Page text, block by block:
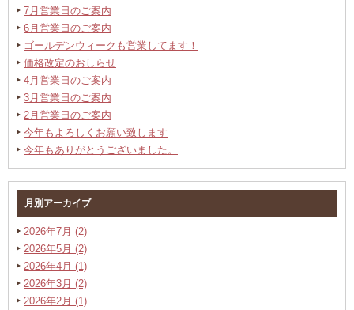
7月営業日のご案内
6月営業日のご案内
ゴールデンウィークも営業してます！
価格改定のおしらせ
4月営業日のご案内
3月営業日のご案内
2月営業日のご案内
今年もよろしくお願い致します
今年もありがとうございました。
月別アーカイブ
2026年7月 (2)
2026年5月 (2)
2026年4月 (1)
2026年3月 (2)
2026年2月 (1)